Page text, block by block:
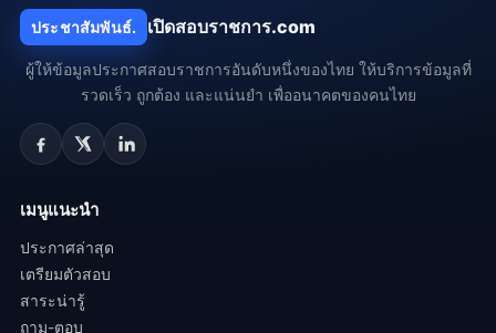
ประชาสัมพันธ์. เปิดสอบราชการ.com
ผู้ให้ข้อมูลประกาศสอบราชการอันดับหนึ่งของไทย ให้บริการข้อมูลที่
รวดเร็ว ถูกต้อง และแน่นยำ เพื่ออนาคตของคนไทย
เมนูแนะนำ
ประกาศล่าสุด
เตรียมตัวสอบ
สาระน่ารู้
ถาม-ตอบ